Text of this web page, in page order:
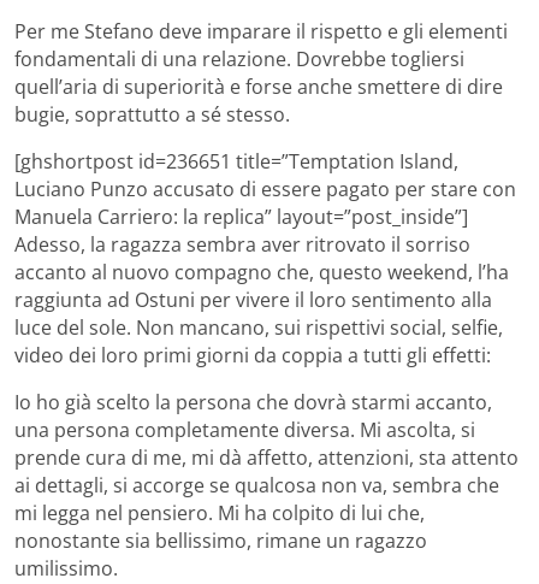
Per me Stefano deve imparare il rispetto e gli elementi
fondamentali di una relazione. Dovrebbe togliersi
quell’aria di superiorità e forse anche smettere di dire
bugie, soprattutto a sé stesso.
[ghshortpost id=236651 title=”Temptation Island,
Luciano Punzo accusato di essere pagato per stare con
Manuela Carriero: la replica” layout=”post_inside”]
Adesso, la ragazza sembra aver ritrovato il sorriso
accanto al nuovo compagno che, questo weekend, l’ha
raggiunta ad Ostuni per vivere il loro sentimento alla
luce del sole. Non mancano, sui rispettivi social, selfie,
video dei loro primi giorni da coppia a tutti gli effetti:
Io ho già scelto la persona che dovrà starmi accanto,
una persona completamente diversa. Mi ascolta, si
prende cura di me, mi dà affetto, attenzioni, sta attento
ai dettagli, si accorge se qualcosa non va, sembra che
mi legga nel pensiero. Mi ha colpito di lui che,
nonostante sia bellissimo, rimane un ragazzo
umilissimo.